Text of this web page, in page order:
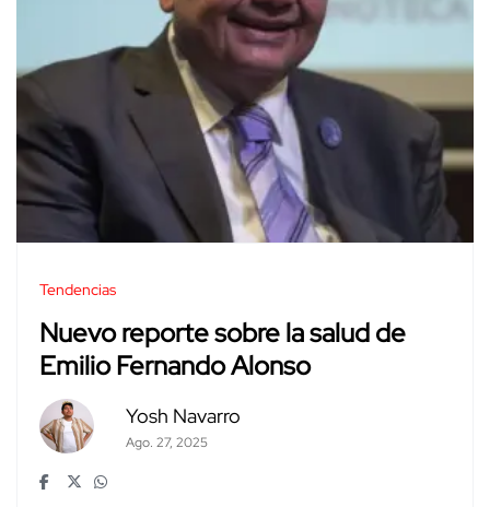
Tendencias
Nuevo reporte sobre la salud de
Emilio Fernando Alonso
Yosh Navarro
Ago. 27, 2025